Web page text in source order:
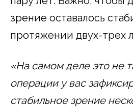
зрение оставалось
протяжении двух-трех
«На самом деле это не
операции у вас
стабильное зрение